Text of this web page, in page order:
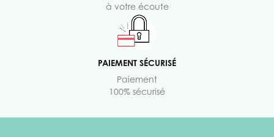
à votre écoute
PAIEMENT SÉCURISÉ
Paiement
100% sécurisé